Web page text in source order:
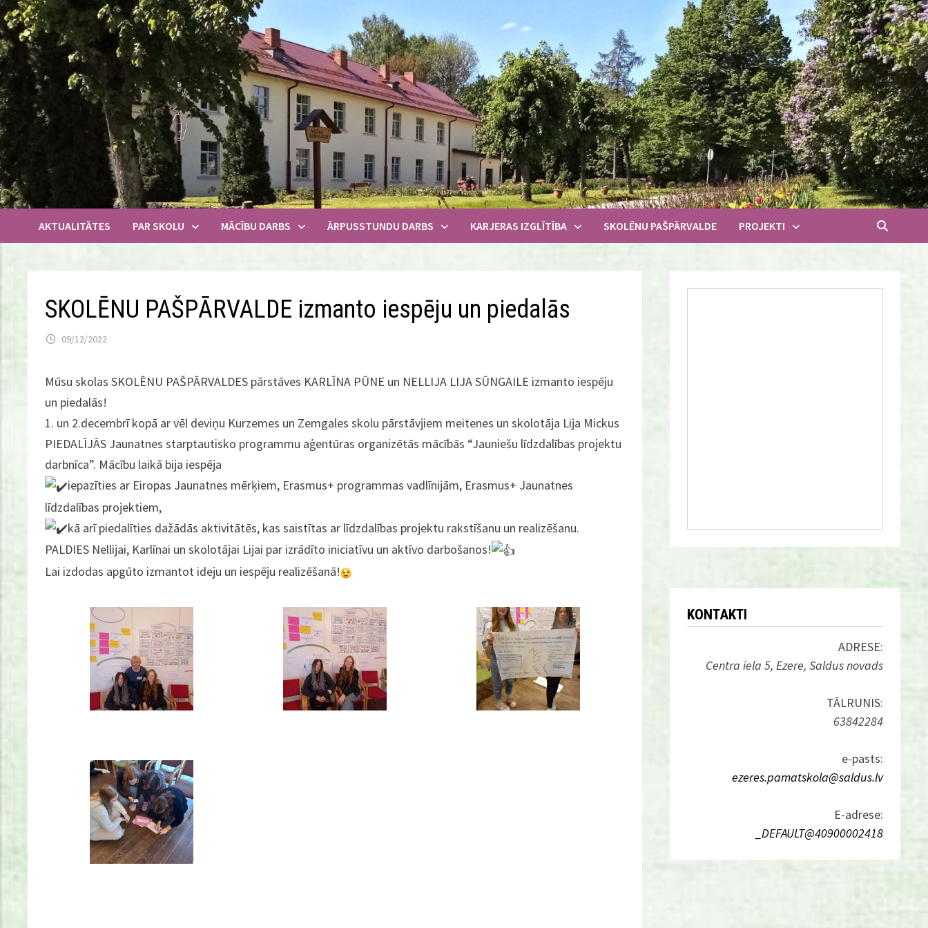
Skip
to
content
AKTUALITĀTES PAR SKOLU MĀCĪBU DARBS ĀRPUSSTUNDU DARBS KARJERAS IZGLĪTĪBA SKOLĒNU PAŠPĀRVALDE PROJEKTI
SKOLĒNU PAŠPĀRVALDE izmanto iespēju un piedalās
09/12/2022
Mūsu skolas SKOLĒNU PAŠPĀRVALDES pārstāves KARLĪNA PŪNE un NELLIJA LIJA SŪNGAILE izmanto iespēju
un piedalās!
1. un 2.decembrī kopā ar vēl deviņu Kurzemes un Zemgales skolu pārstāvjiem meitenes un skolotāja Lija Mickus
PIEDALĪJĀS Jaunatnes starptautisko programmu aģentūras organizētās mācībās “Jauniešu līdzdalības projektu
darbnīca”. Mācību laikā bija iespēja
iepazīties ar Eiropas Jaunatnes mērķiem, Erasmus+ programmas vadlīnijām, Erasmus+ Jaunatnes
līdzdalības projektiem,
kā arī piedalīties dažādās aktivitātēs, kas saistītas ar līdzdalības projektu rakstīšanu un realizēšanu.
PALDIES Nellijai, Karlīnai un skolotājai Lijai par izrādīto iniciatīvu un aktīvo darbošanos!
Lai izdodas apgūto izmantot ideju un iespēju realizēšanā!
KONTAKTI
ADRESE:
Centra iela 5, Ezere, Saldus novads
TĀLRUNIS:
63842284
e-pasts:
ezeres.pamatskola@saldus.lv
E-adrese:
_DEFAULT@40900002418